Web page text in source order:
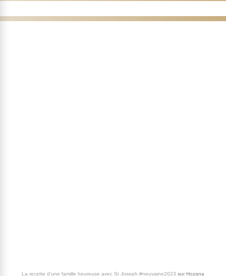
La recette d'une famille heureuse avec St Joseph #neuvaine2023 sur Hozana